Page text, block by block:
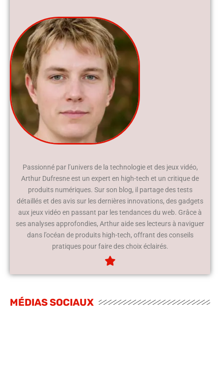
Passionné par l’univers de la technologie et des jeux vidéo,
Arthur Dufresne est un expert en high-tech et un critique de
produits numériques. Sur son blog, il partage des tests
détaillés et des avis sur les dernières innovations, des gadgets
aux jeux vidéo en passant par les tendances du web. Grâce à
ses analyses approfondies, Arthur aide ses lecteurs à naviguer
dans l’océan de produits high-tech, offrant des conseils
pratiques pour faire des choix éclairés.
MÉDIAS SOCIAUX